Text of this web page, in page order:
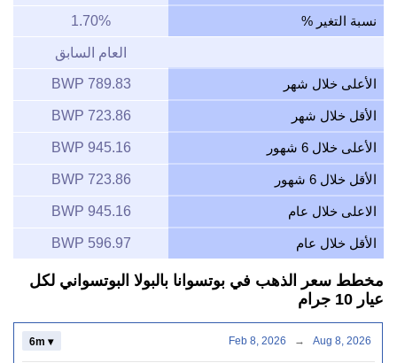
نسبة التغير % 1.70%
العام السابق
الأعلى خلال شهر 789.83 BWP
الأقل خلال شهر 723.86 BWP
الأعلى خلال 6 شهور 945.16 BWP
الأقل خلال 6 شهور 723.86 BWP
الاعلى خلال عام 945.16 BWP
الأقل خلال عام 596.97 BWP
مخطط سعر الذهب في بوتسوانا بالبولا البوتسواني لكل
عيار 10 جرام
6m ▾ Feb 8, 2026 → Aug 8, 2026